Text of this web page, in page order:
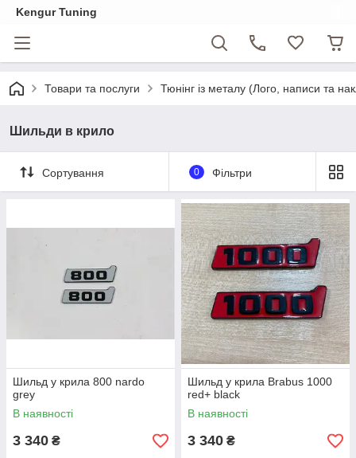
Kengur Tuning
Товари та послуги Тюнінг із металу (Лого, написи та
Шильди в крило
Сортування 0 Фільтри
Шильд у крила 800 nardo
grey
В наявності
3 340 ₴
Шильд у крила Brabus 1000
red+ black
В наявності
3 340 ₴